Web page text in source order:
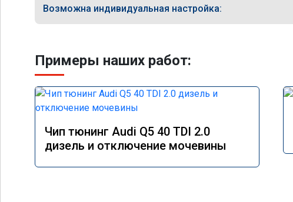
Возможна индивидуальная настройка:
Примеры наших работ:
Чип тюнинг Audi Q5 40 TDI 2.0
дизель и отключение мочевины